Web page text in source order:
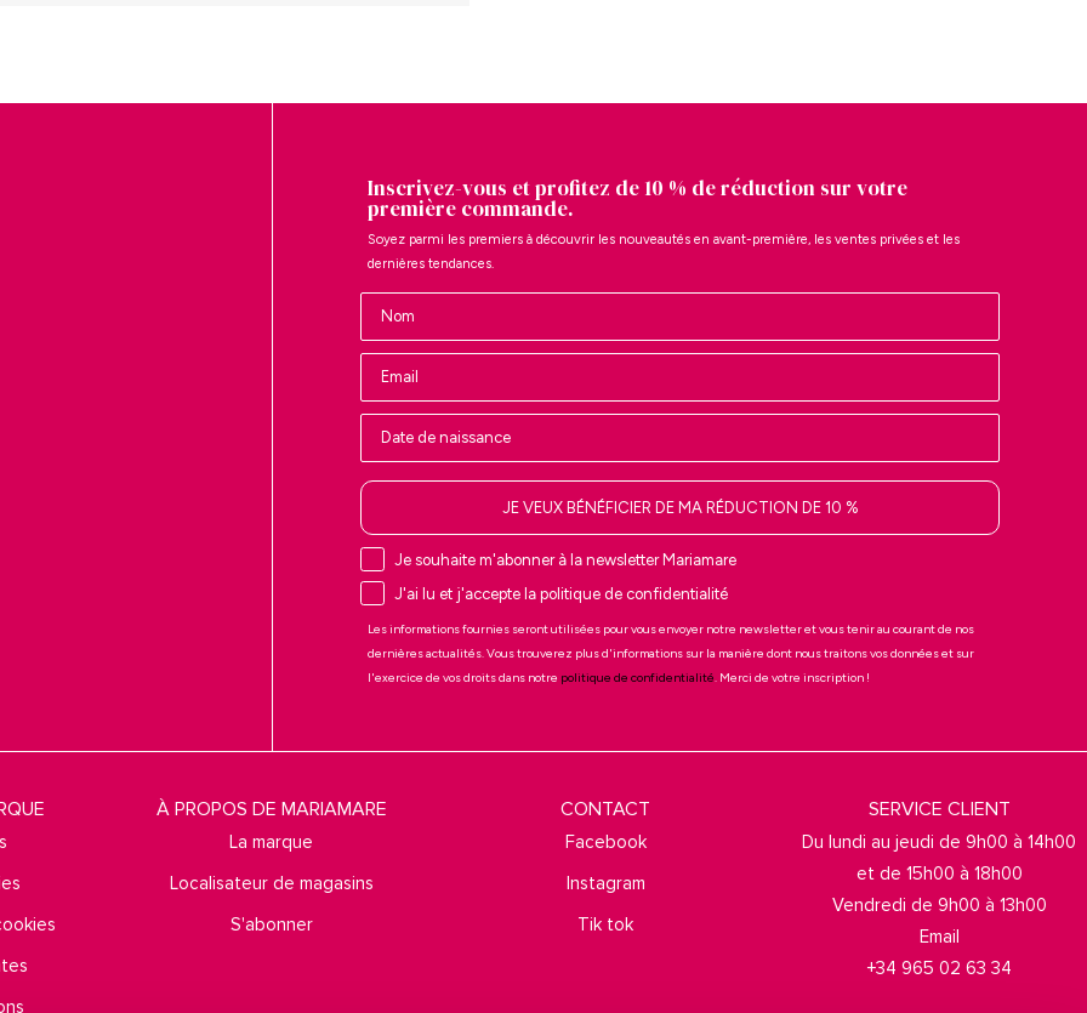
Inscrivez-vous et profitez de 10 % de réduction sur votre
première commande.
Soyez parmi les premiers à découvrir les nouveautés en avant-première, les ventes privées et les
dernières tendances.
Nombre
JE VEUX BÉNÉFICIER DE MA RÉDUCTION DE 10 %
Je souhaite m'abonner à la newsletter Mariamare
J'ai lu et j'accepte la politique de confidentialité
Les informations fournies seront utilisées pour vous envoyer notre newsletter et vous tenir au courant de nos
dernières actualités. Vous trouverez plus d'informations sur la manière dont nous traitons vos données et sur
l'exercice de vos droits dans notre politique de confidentialité. Merci de votre inscription !
À PROPOS DE MARIAMARE
La marque
Localisateur de magasins
S'abonner
CONTACT
Facebook
Instagram
Tik tok
SERVICE CLIENT
Du lundi au jeudi de 9h00 à 14h00
et de 15h00 à 18h00
Vendredi de 9h00 à 13h00
Email
+34 965 02 63 34